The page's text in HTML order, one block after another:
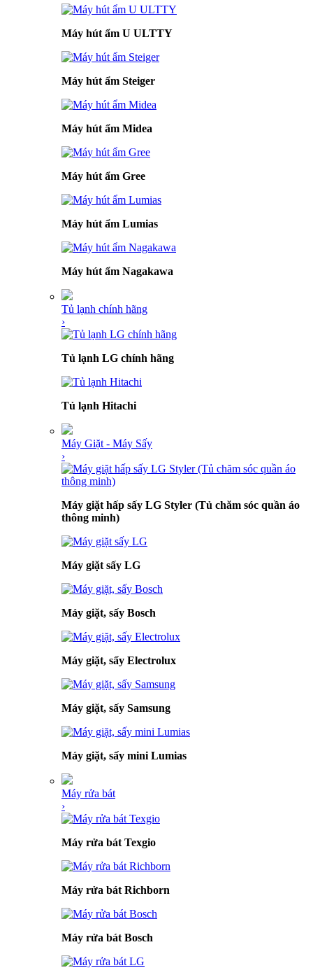
Máy hút ẩm U ULTTY
Máy hút ẩm Steiger
Máy hút ẩm Midea
Máy hút ẩm Gree
Máy hút ẩm Lumias
Máy hút ẩm Nagakawa
Tủ lạnh chính hãng
›
Tủ lạnh LG chính hãng
Tủ lạnh Hitachi
Máy Giặt - Máy Sấy
›
Máy giặt hấp sấy LG Styler (Tủ chăm sóc quần áo
thông minh)
Máy giặt sấy LG
Máy giặt, sấy Bosch
Máy giặt, sấy Electrolux
Máy giặt, sấy Samsung
Máy giặt, sấy mini Lumias
Máy rửa bát
›
Máy rửa bát Texgio
Máy rửa bát Richborn
Máy rửa bát Bosch